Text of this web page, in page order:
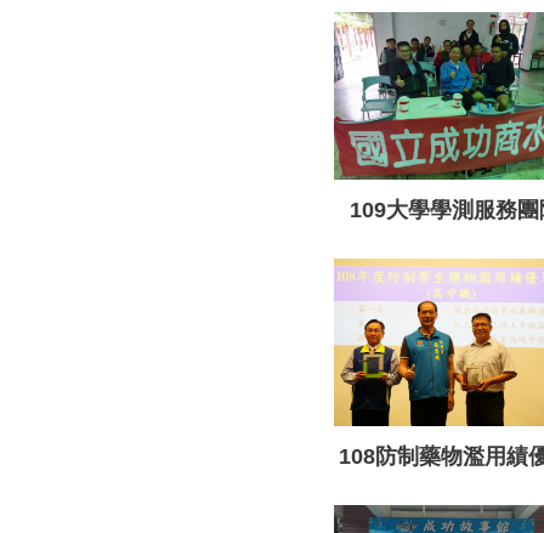
109大學學測服務團
108防制藥物濫用績
一名